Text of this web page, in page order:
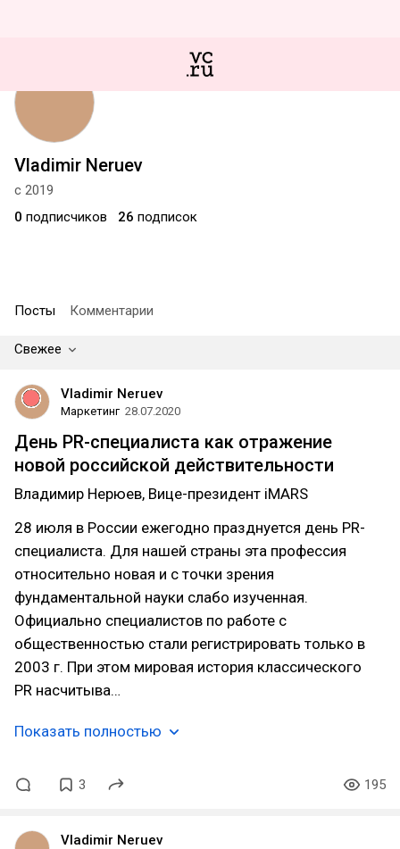
Vladimir Neruev
с 2019
0 подписчиков 26 подписок
Посты Комментарии
Свежее
Vladimir Neruev
Маркетинг 28.07.2020
День PR-специалиста как отражение
новой российской действительности
Владимир Нерюев, Вице-президент iMARS
28 июля в России ежегодно празднуется день PR-
специалиста. Для нашей страны эта профессия
относительно новая и с точки зрения
фундаментальной науки слабо изученная.
Официально специалистов по работе с
общественностью стали регистрировать только в
2003 г. При этом мировая история классического
PR насчитыва…
Показать полностью
3 195
Vladimir Neruev